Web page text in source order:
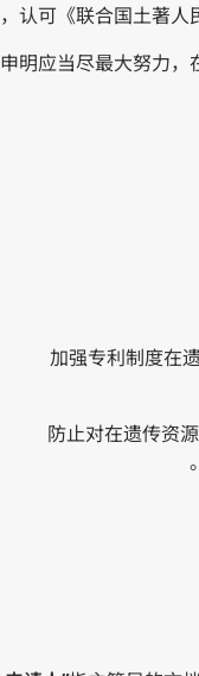
认可《联合国土著人
申明应当尽最大努力，
(a) 加强专利制度
(b) 防止对在遗传